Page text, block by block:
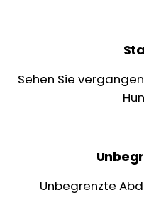
Sehen Sie
Unbegrenzte